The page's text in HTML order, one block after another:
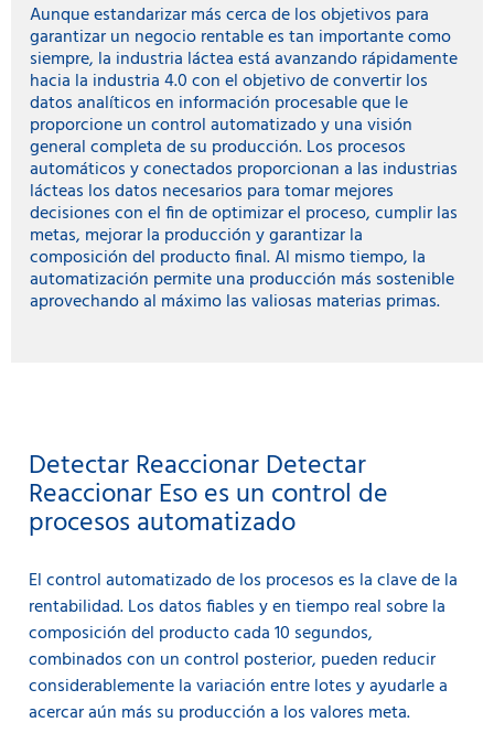
Aunque estandarizar más cerca de los objetivos para
garantizar un negocio rentable es tan importante como
siempre, la industria láctea está avanzando rápidamente
hacia la industria 4.0 con el objetivo de convertir los
datos analíticos en información procesable que le
proporcione un control automatizado y una visión
general completa de su producción. Los procesos
automáticos y conectados proporcionan a las industrias
lácteas los datos necesarios para tomar mejores
decisiones con el fin de optimizar el proceso, cumplir las
metas, mejorar la producción y garantizar la
composición del producto final. Al mismo tiempo, la
automatización permite una producción más sostenible
aprovechando al máximo las valiosas materias primas.
Detectar Reaccionar Detectar
Reaccionar Eso es un control de
procesos automatizado
El control automatizado de los procesos es la clave de la
rentabilidad. Los datos fiables y en tiempo real sobre la
composición del producto cada 10 segundos,
combinados con un control posterior, pueden reducir
considerablemente la variación entre lotes y ayudarle a
acercar aún más su producción a los valores meta.